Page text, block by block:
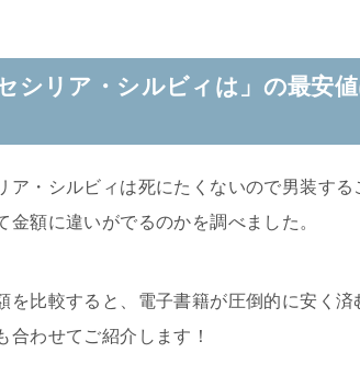
シリア・シルビィは」の最安
ア・シルビィは死にたくないので男装す
金額に違いがでるのかを調べました。
を比較すると、電子書籍が圧倒的に安く済
合わせてご紹介します！